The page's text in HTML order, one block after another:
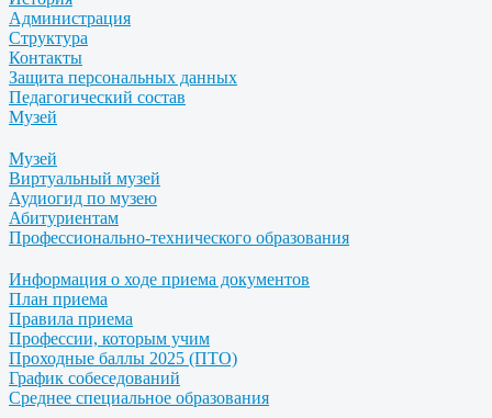
Администрация
Структура
Контакты
Защита персональных данных
Педагогический состав
Музей
Музей
Виртуальный музей
Аудиогид по музею
Абитуриентам
Профессионально-технического образования
Информация о ходе приема документов
План приема
Правила приема
Профессии, которым учим
Проходные баллы 2025 (ПТО)
График собеседований
Среднее специальное образования